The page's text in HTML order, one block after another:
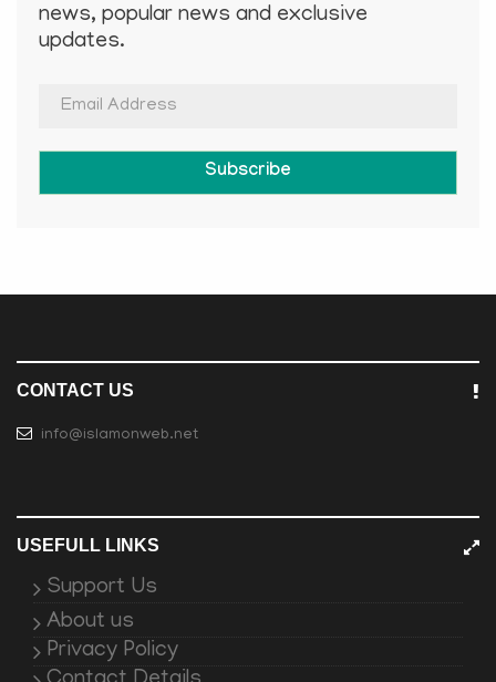
news, popular news and exclusive
updates.
Subscribe
CONTACT US
info@islamonweb.net
USEFULL LINKS
Support Us
About us
Privacy Policy